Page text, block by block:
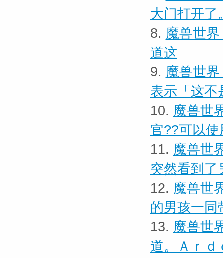
大门打开了
8. 魔兽世
道这
9. 魔兽世
表示「这不
10. 魔兽世
官??可以使
11. 魔兽世
突然看到了
12. 魔兽世
的男孩一同
13. 魔兽世
道。Ａｒｄ